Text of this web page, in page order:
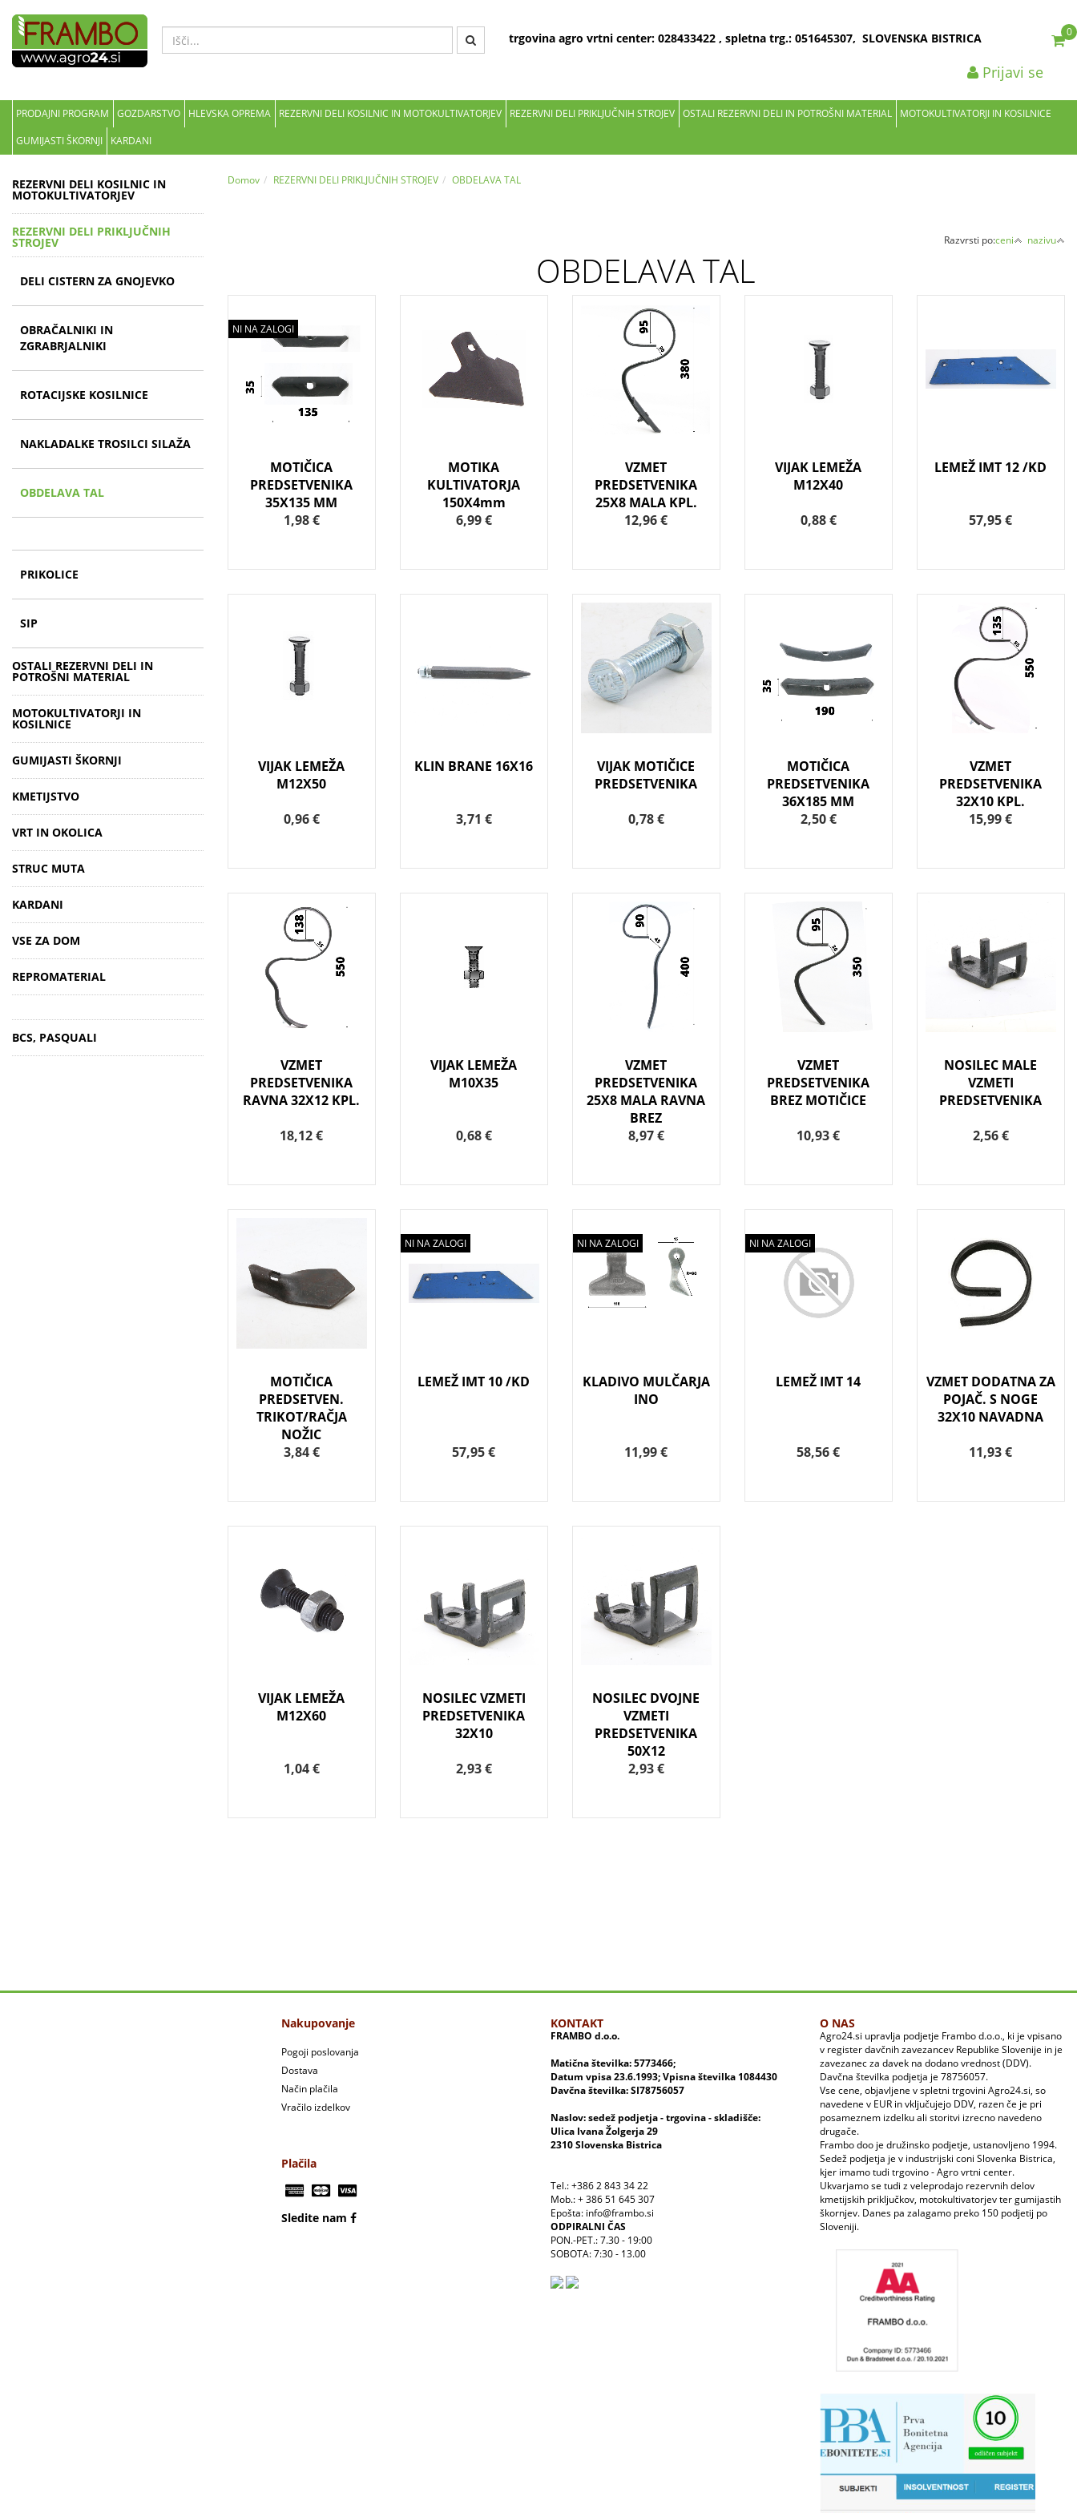
trgovina agro vrtni center: 028433422 , spletna trg.: 051645307, SLOVENSKA BISTRICA 0
Prijavi se
PRODAJNI PROGRAM GOZDARSTVO HLEVSKA OPREMA REZERVNI DELI KOSILNIC IN MOTOKULTIVATORJEV REZERVNI DELI PRIKLJUČNIH STROJEV OSTALI REZERVNI DELI IN POTROŠNI MATERIAL
MOTOKULTIVATORJI IN KOSILNICE
GUMIJASTI ŠKORNJI
KARDANI
REZERVNI DELI KOSILNIC IN
MOTOKULTIVATORJEV
REZERVNI DELI PRIKLJUČNIH
STROJEV
DELI CISTERN ZA GNOJEVKO
OBRAČALNIKI IN
ZGRABRJALNIKI
ROTACIJSKE KOSILNICE
NAKLADALKE TROSILCI SILAŽA
OBDELAVA TAL
PRIKOLICE
SIP
OSTALI REZERVNI DELI IN
POTROŠNI MATERIAL
MOTOKULTIVATORJI IN
KOSILNICE
GUMIJASTI ŠKORNJI
KMETIJSTVO
VRT IN OKOLICA
STRUC MUTA
KARDANI
VSE ZA DOM
REPROMATERIAL
BCS, PASQUALI
Domov REZERVNI DELI PRIKLJUČNIH STROJEV OBDELAVA TAL
Razvrsti po:ceni nazivu
OBDELAVA TAL
NI NA ZALOGI
MOTIČICA
PREDSETVENIKA
35X135 MM
1,98 €
MOTIKA
KULTIVATORJA
150X4mm
6,99 €
VZMET
PREDSETVENIKA
25X8 MALA KPL.
12,96 €
VIJAK LEMEŽA
M12X40
0,88 €
LEMEŽ IMT 12 /KD
57,95 €
VIJAK LEMEŽA
M12X50
0,96 €
KLIN BRANE 16X16
3,71 €
VIJAK MOTIČICE
PREDSETVENIKA
0,78 €
MOTIČICA
PREDSETVENIKA
36X185 MM
2,50 €
VZMET
PREDSETVENIKA
32X10 KPL.
15,99 €
VZMET
PREDSETVENIKA
RAVNA 32X12 KPL.
18,12 €
VIJAK LEMEŽA
M10X35
0,68 €
VZMET
PREDSETVENIKA
25X8 MALA RAVNA
BREZ
8,97 €
VZMET
PREDSETVENIKA
BREZ MOTIČICE
10,93 €
NOSILEC MALE
VZMETI
PREDSETVENIKA
2,56 €
MOTIČICA
PREDSETVEN.
TRIKOT/RAČJA
NOŽIC
3,84 €
NI NA ZALOGI
LEMEŽ IMT 10 /KD
57,95 €
NI NA ZALOGI
KLADIVO MULČARJA
INO
11,99 €
NI NA ZALOGI
LEMEŽ IMT 14
58,56 €
VZMET DODATNA ZA
POJAČ. S NOGE
32X10 NAVADNA
11,93 €
VIJAK LEMEŽA
M12X60
1,04 €
NOSILEC VZMETI
PREDSETVENIKA
32X10
2,93 €
NOSILEC DVOJNE
VZMETI
PREDSETVENIKA
50X12
2,93 €
Nakupovanje
Pogoji poslovanja
Dostava
Način plačila
Vračilo izdelkov
Plačila
Sledite nam
KONTAKT
FRAMBO d.o.o.
Matična številka: 5773466;
Datum vpisa 23.6.1993; Vpisna številka 1084430
Davčna številka: SI78756057
Naslov: sedež podjetja - trgovina - skladišče:
Ulica Ivana Žolgerja 29
2310 Slovenska Bistrica
Tel.: +386 2 843 34 22
Mob.: + 386 51 645 307
Epošta: info@frambo.si
ODPIRALNI ČAS
PON.-PET.: 7.30 - 19:00
SOBOTA: 7:30 - 13.00
O NAS
Agro24.si upravlja podjetje Frambo d.o.o., ki je vpisano
v register davčnih zavezancev Republike Slovenije in je
zavezanec za davek na dodano vrednost (DDV).
Davčna številka podjetja je 78756057.
Vse cene, objavljene v spletni trgovini Agro24.si, so
navedene v EUR in vključujejo DDV, razen če je pri
posameznem izdelku ali storitvi izrecno navedeno
drugače.
Frambo doo je družinsko podjetje, ustanovljeno 1994.
Sedež podjetja je v industrijski coni Slovenka Bistrica,
kjer imamo tudi trgovino - Agro vrtni center.
Ukvarjamo se tudi z veleprodajo rezervnih delov
kmetijskih priključkov, motokultivatorjev ter gumijastih
škornjev. Danes pa zalagamo preko 150 podjetij po
Sloveniji.